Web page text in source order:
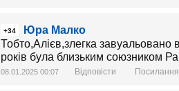
+34
Юра Малко
Тобто,Алієв,злегка
років була близьким союзником
08.01.2025 00:07 Відповісти Посилання